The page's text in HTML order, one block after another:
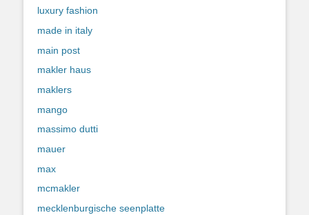
luxury fashion
made in italy
main post
makler haus
maklers
mango
massimo dutti
mauer
max
mcmakler
mecklenburgische seenplatte